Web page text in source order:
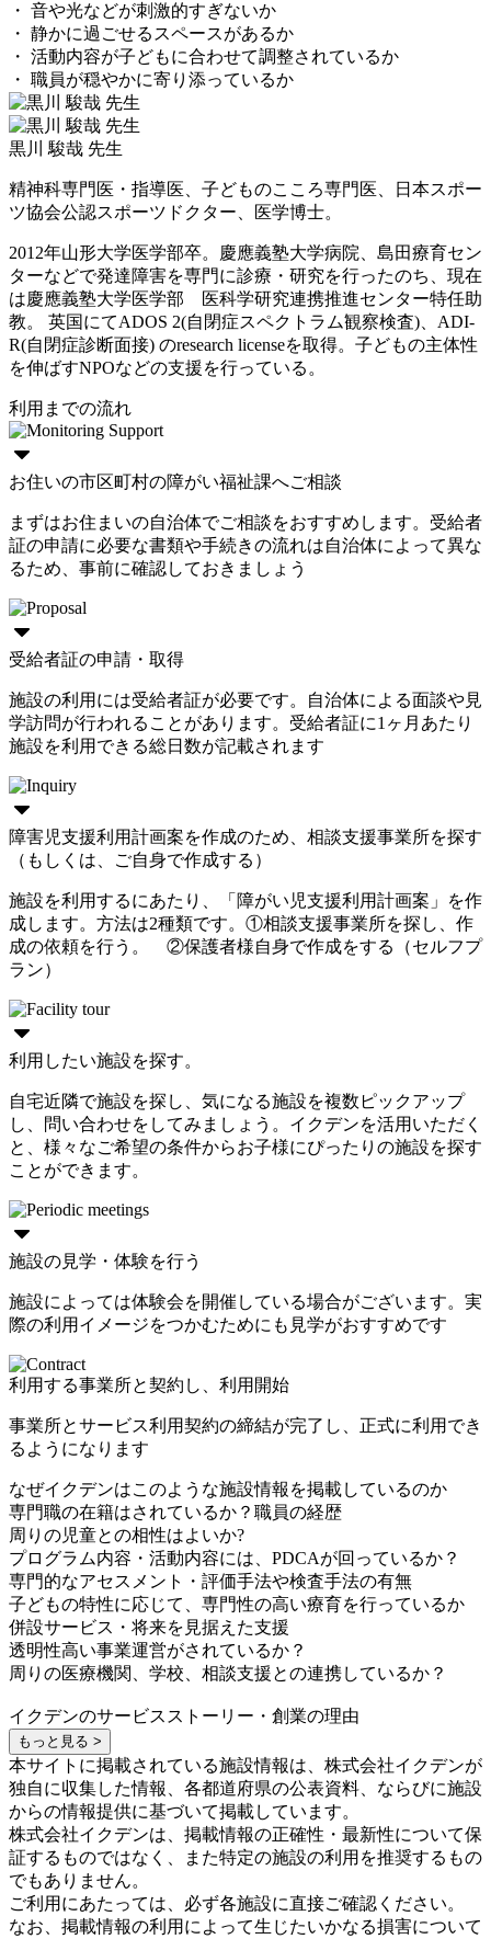
・ 音や光などが刺激的すぎないか
・ 静かに過ごせるスペースがあるか
・ 活動内容が子どもに合わせて調整されているか
・ 職員が穏やかに寄り添っているか
黒川 駿哉 先生
精神科専門医・指導医、子どものこころ専門医、日本スポー
ツ協会公認スポーツドクター、医学博士。
2012年山形大学医学部卒。慶應義塾大学病院、島田療育セン
ターなどで発達障害を専門に診療・研究を行ったのち、現在
は慶應義塾大学医学部 医科学研究連携推進センター特任助
教。 英国にてADOS 2(自閉症スペクトラム観察検査)、ADI-
R(自閉症診断面接) のresearch licenseを取得。子どもの主体性
を伸ばすNPOなどの支援を行っている。
利用までの流れ
お住いの市区町村の障がい福祉課へご相談
まずはお住まいの自治体でご相談をおすすめします。受給者
証の申請に必要な書類や手続きの流れは自治体によって異な
るため、事前に確認しておきましょう
受給者証の申請・取得
施設の利用には受給者証が必要です。自治体による面談や見
学訪問が行われることがあります。受給者証に1ヶ月あたり
施設を利用できる総日数が記載されます
障害児支援利用計画案を作成のため、相談支援事業所を探す
（もしくは、ご自身で作成する）
施設を利用するにあたり、「障がい児支援利用計画案」を作
成します。方法は2種類です。①相談支援事業所を探し、作
成の依頼を行う。 ②保護者様自身で作成をする（セルフプ
ラン）
利用したい施設を探す。
自宅近隣で施設を探し、気になる施設を複数ピックアップ
し、問い合わせをしてみましょう。イクデンを活用いただく
と、様々なご希望の条件からお子様にぴったりの施設を探す
ことができます。
施設の見学・体験を行う
施設によっては体験会を開催している場合がございます。実
際の利用イメージをつかむためにも見学がおすすめです
利用する事業所と契約し、利用開始
事業所とサービス利用契約の締結が完了し、正式に利用でき
るようになります
なぜイクデンはこのような施設情報を掲載しているのか
専門職の在籍はされているか？職員の経歴
周りの児童との相性はよいか?
プログラム内容・活動内容には、PDCAが回っているか？
専門的なアセスメント・評価手法や検査手法の有無
子どもの特性に応じて、専門性の高い療育を行っているか
併設サービス・将来を見据えた支援
透明性高い事業運営がされているか？
周りの医療機関、学校、相談支援との連携しているか？
イクデンのサービスストーリー・創業の理由
もっと見る >
本サイトに掲載されている施設情報は、株式会社イクデンが
独自に収集した情報、各都道府県の公表資料、ならびに施設
からの情報提供に基づいて掲載しています。
株式会社イクデンは、掲載情報の正確性・最新性について保
証するものではなく、また特定の施設の利用を推奨するもの
でもありません。
ご利用にあたっては、必ず各施設に直接ご確認ください。
なお、掲載情報の利用によって生じたいかなる損害について